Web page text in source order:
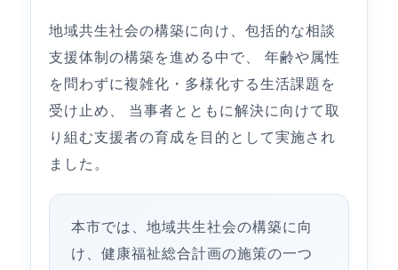
地域共生社会の構築に向け、包括的な相談
支援体制の構築を進める中で、 年齢や属性
を問わずに複雑化・多様化する生活課題を
受け止め、 当事者とともに解決に向けて取
り組む支援者の育成を目的として実施され
ました。
本市では、地域共生社会の構築に向
け、健康福祉総合計画の施策の一つ